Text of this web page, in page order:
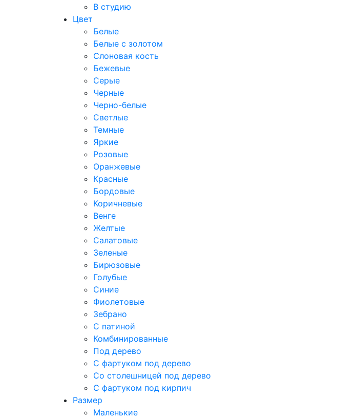
В студию
Цвет
Белые
Белые с золотом
Слоновая кость
Бежевые
Серые
Черные
Черно-белые
Светлые
Темные
Яркие
Розовые
Оранжевые
Красные
Бордовые
Коричневые
Венге
Желтые
Салатовые
Зеленые
Бирюзовые
Голубые
Синие
Фиолетовые
Зебрано
С патиной
Комбинированные
Под дерево
С фартуком под дерево
Со столешницей под дерево
С фартуком под кирпич
Размер
Маленькие